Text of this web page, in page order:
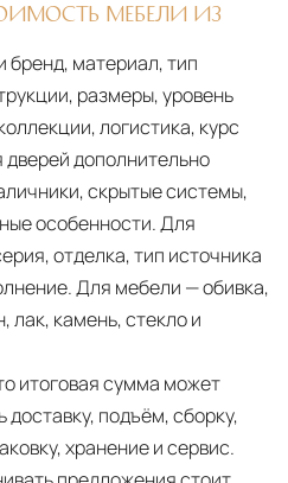
МЕБЕЛИ ИЗ
бренд, материал, тип
размеры, уровень
логистика, курс
дверей дополнительно
скрытые системы,
особенности. Для
отделка, тип источника
Для мебели — обивка,
лак, камень, стекло и
итоговая сумма может
подъём, сборку,
хранение и сервис.